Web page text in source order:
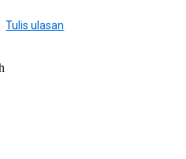
Tulis ulasan